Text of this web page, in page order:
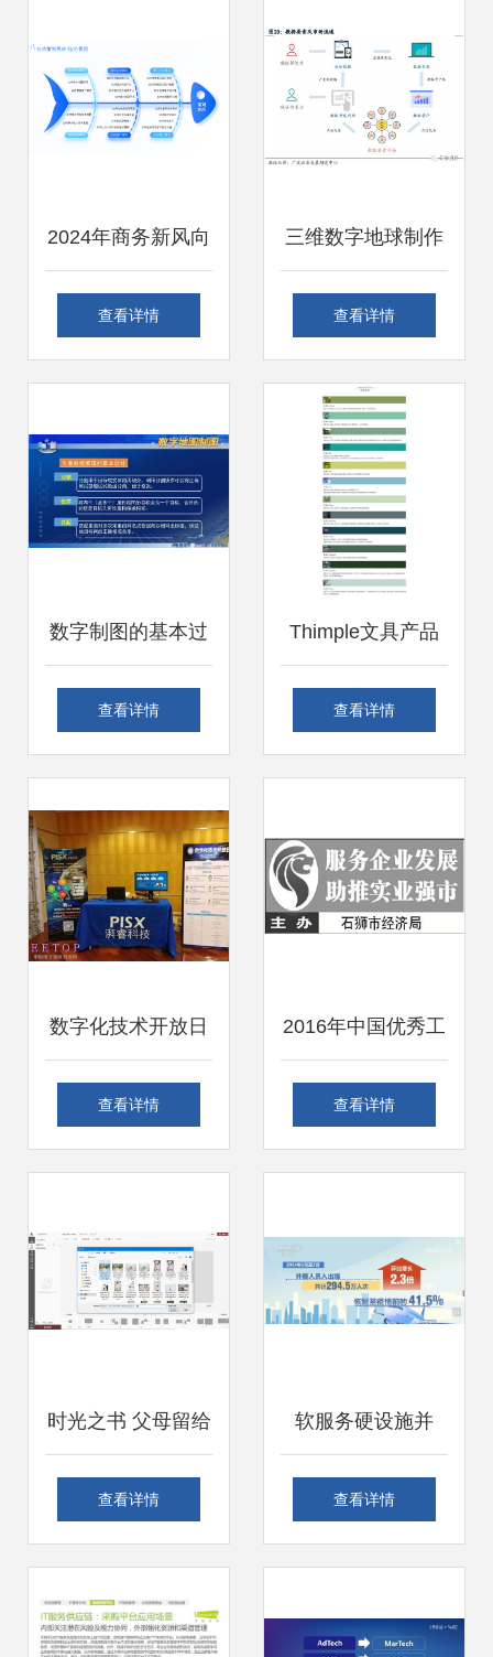
2024年商务新风向
数字化项目策划与
析
查看详情
三维数字地球制作
全攻略 从概念到实
查看详情
数字制图的基本过
程与关键技术 国家
学》第七章第五节
解析
查看详情
Thimple文具产品
设计 以“唤心·青”系
查看详情
数字化技术开放日
开启物联网在公用
查看详情
2016年中国优秀工
业设计奖开始申
容制作服务
查看详情
时光之书 父母留给
孩子最聪明厚重的
查看详情
软服务硬设施并
举，呈现数字文化
游客服务暖心、购
查看详情